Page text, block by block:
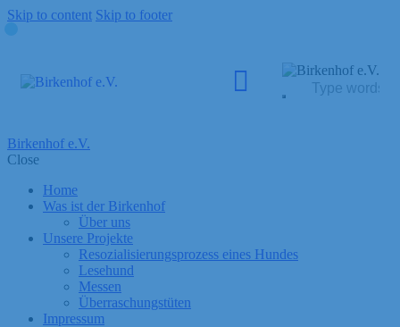
Skip to content Skip to footer
Birkenhof e.V.
Close
Home
Was ist der Birkenhof
Über uns
Unsere Projekte
Resozialisierungsprozess eines Hundes
Lesehund
Messen
Überraschungstüten
Impressum